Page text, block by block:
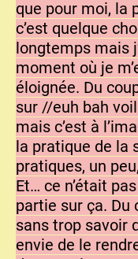
que pour moi, la
c’est quelque
longtemps mais
moment où je
éloignée. Du
sur //euh bah
mais c’est à
la pratique de la
pratiques, un
Et… ce n’était
partie sur ça. Du
sans trop savoir
envie de le